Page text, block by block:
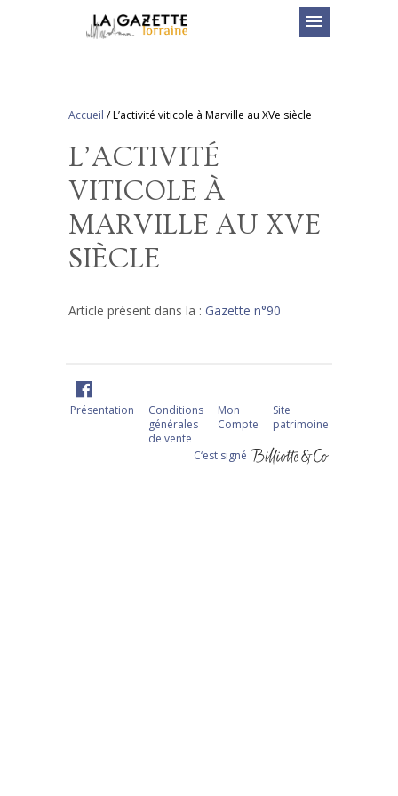
menu
Accueil /L’activité viticole à Marville au XVe siècle
L’ACTIVITÉ
VITICOLE À
MARVILLE AU XVE
SIÈCLE
Article présent dans la : Gazette n°90
Présentation
Conditions
générales
de vente
Mon
Compte
Site
patrimoine
C‘est signé